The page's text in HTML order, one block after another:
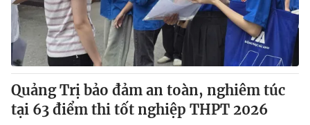
Quảng Trị bảo đảm an toàn, nghiêm túc
tại 63 điểm thi tốt nghiệp THPT 2026